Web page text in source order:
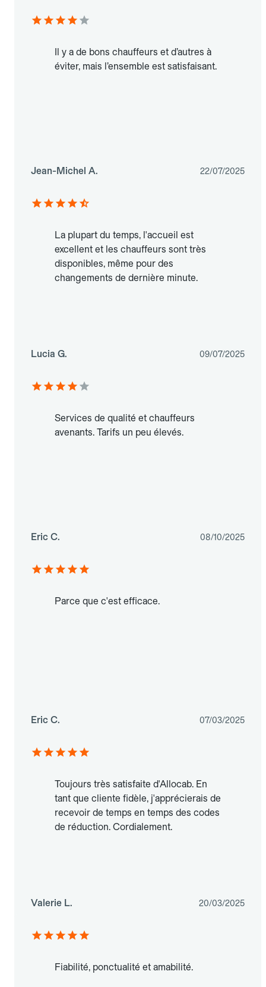
Il y a de bons chauffeurs et d’autres à
éviter, mais l’ensemble est satisfaisant.
Jean-Michel A. 22/07/2025
La plupart du temps, l'accueil est
excellent et les chauffeurs sont très
disponibles, même pour des
changements de dernière minute.
Lucia G. 09/07/2025
Services de qualité et chauffeurs
avenants. Tarifs un peu élevés.
Eric C. 08/10/2025
Parce que c'est efficace.
Eric C. 07/03/2025
Toujours très satisfaite d'Allocab. En
tant que cliente fidèle, j'apprécierais de
recevoir de temps en temps des codes
de réduction. Cordialement.
Valerie L. 20/03/2025
Fiabilité, ponctualité et amabilité.